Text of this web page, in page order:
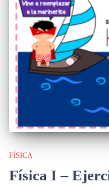
FÍSICA
Física I –